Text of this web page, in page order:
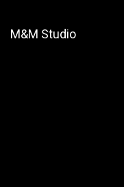
M&M Studio